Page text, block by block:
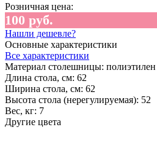
Розничная цена:
100 руб.
Нашли дешевле?
Основные характеристики
Все характеристики
Материал столешницы:
Длина стола, см: 62
Ширина стола, см: 62
Высота стола (нерегулируемая): 52
Вес, кг: 7
Другие цвета